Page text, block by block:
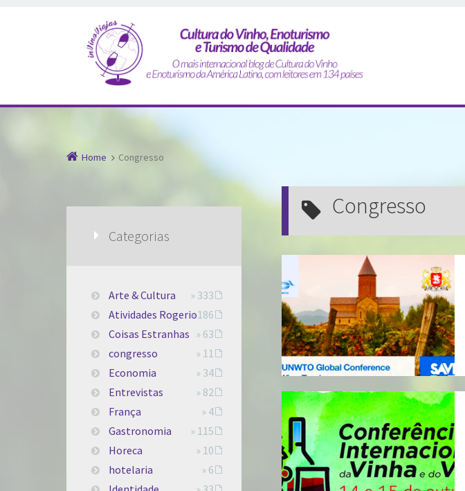
Home Congresso
Congresso
Categorias
Arte & Cultura
» 333
Atividades Rogerio» 186
Coisas Estranhas » 63
congresso
» 11
Economia
» 34
Entrevistas
» 82
França
» 4
Gastronomia
» 115
Horeca
» 10
hotelaria
» 6